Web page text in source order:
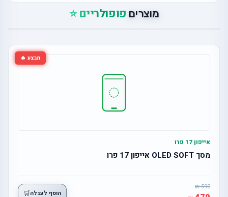
מוצרים פופולריים ⭐
מבצע 🔥
אייפון 17 פרו
מסך OLED SOFT אייפון 17 פרו
590
הוסף לעגלה🛒